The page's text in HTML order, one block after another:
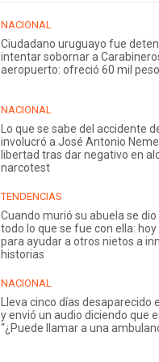
NACIONAL
Ciudadano uruguayo fue
intentar sobornar a
aeropuerto: ofreció 60 mil
NACIONAL
Lo que se sabe del accidente
involucró a José Antonio
libertad tras dar negativo en
narcotest
TENDENCIAS
Cuando murió su abuela se
todo lo que se fue con ella:
para ayudar a otros nietos a
historias
NACIONAL
Lleva cinco días desaparecido
y envió un audio diciendo que
“¿Puede llamar a una